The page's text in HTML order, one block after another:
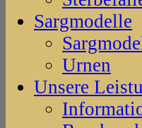
Sargmodelle
Urnen
Unsere